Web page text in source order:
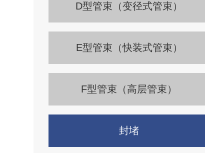
D型管束（变径式管束）
E型管束（快装式管束）
F型管束（高层管束）
封堵